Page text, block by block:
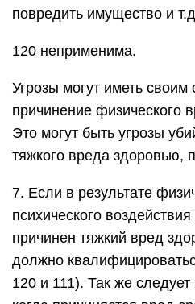
повредить имущество и
120 неприменима.
Угрозы могут иметь
причинение физического
Это могут быть угрозы
тяжкого вреда здоровью,
7. Если в результате
психического
причинен тяжкий вред
должно
120 и 111). Так же следует